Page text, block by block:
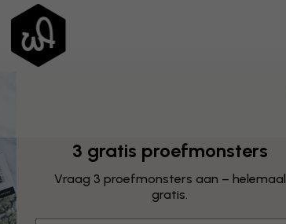
3 gratis proefmonsters
Vraag 3 proefmonsters aan – helemaal
gratis.